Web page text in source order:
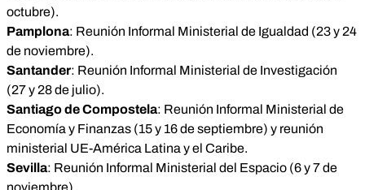
octubre).
Pamplona: Reunión Informal Ministerial de Igualdad (23 y 24
de noviembre).
Santander: Reunión Informal Ministerial de Investigación
(27 y 28 de julio).
Santiago de Compostela: Reunión Informal Ministerial de
Economía y Finanzas (15 y 16 de septiembre) y reunión
ministerial UE-América Latina y el Caribe.
Sevilla: Reunión Informal Ministerial del Espacio (6 y 7 de
noviembre).